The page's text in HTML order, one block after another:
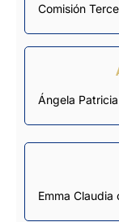
Comisión
Ángela
Emma